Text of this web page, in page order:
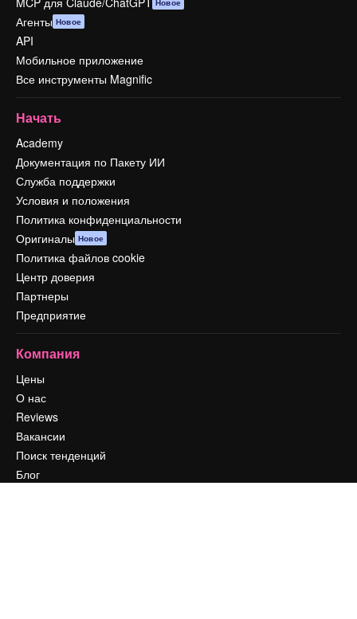
Агенты Новое
API
Мобильное приложение
Все инструменты Magnific
Начать
Academy
Документация по Пакету ИИ
Служба поддержки
Условия и положения
Политика конфиденциальности
Оригиналы Новое
Политика файлов cookie
Центр доверия
Партнеры
Предприятие
Компания
Цены
О нас
Reviews
Вакансии
Поиск тенденций
Блог